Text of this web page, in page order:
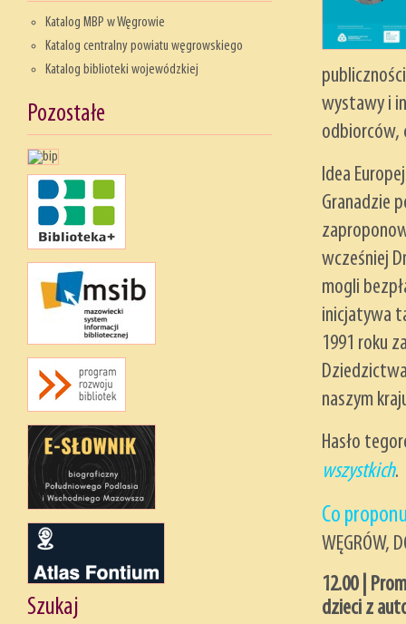
Katalog MBP w Węgrowie
Katalog centralny powiatu węgrowskiego
Katalog biblioteki wojewódzkiej
Pozostałe
Szukaj
wystawy i
odbiorców,
Idea
Granadzie
wcześniej
mogli
inicjatywa
1991 roku
naszym
Hasło
wszystkich.
Co
WĘGRÓW,
12.00 |
dzieci z